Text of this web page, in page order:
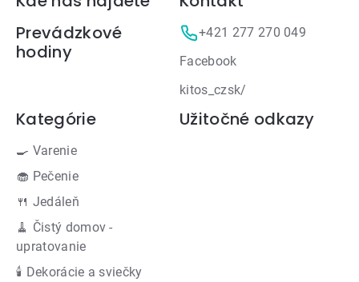
Prevádzkové
hodiny
+421 277 270 049
Facebook
kitos_czsk/
Kategórie
🍳 Varenie
🧁 Pečenie
🍴 Jedáleň
🧹 Čistý domov -
upratovanie
🕯 Dekorácie a sviečky
Užitočné odkazy